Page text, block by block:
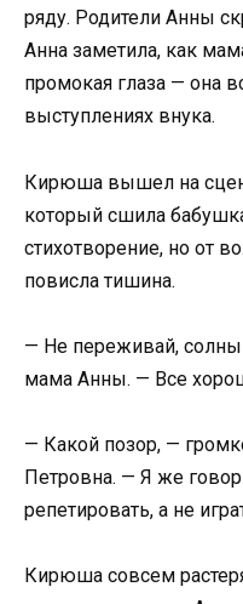
ряду. Родители Анны
Анна заметила, как
промокая глаза — она
выступлениях внука.
Кирюша вышел на
который сшила
стихотворение, но от
повисла тишина.
— Не переживай,
мама Анны. — Все
— Какой позор, —
Петровна. — Я же
репетировать, а не
Кирюша совсем